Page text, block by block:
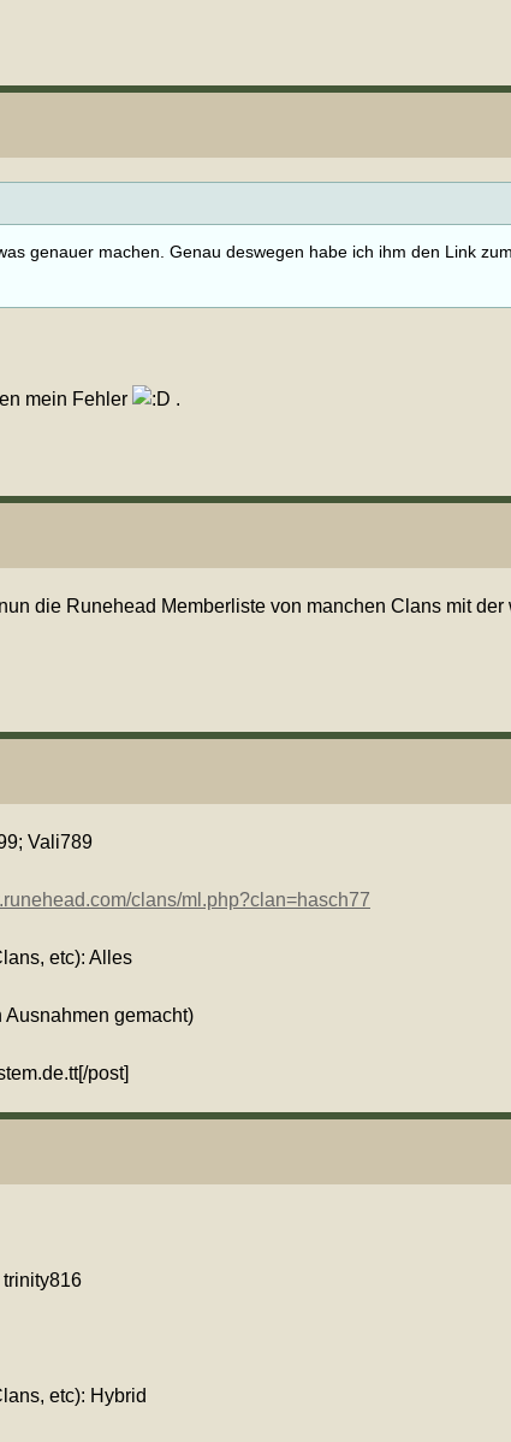
genauer machen. Genau deswegen habe ich ihm den Link
mein Fehler .
die Runehead Memberliste von manchen Clans mit
Vali789
clans/ml.php?clan=hasch77
etc): Alles
gemacht)
post]
etc): Hybrid